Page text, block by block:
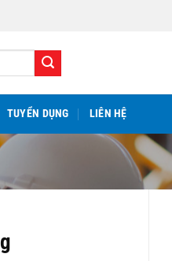
TUYỂN DỤNG LIÊN HỆ